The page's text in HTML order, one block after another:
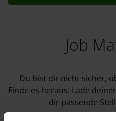
Job
Du bist dir nicht sicher,
Finde es heraus: Lade
dir passende